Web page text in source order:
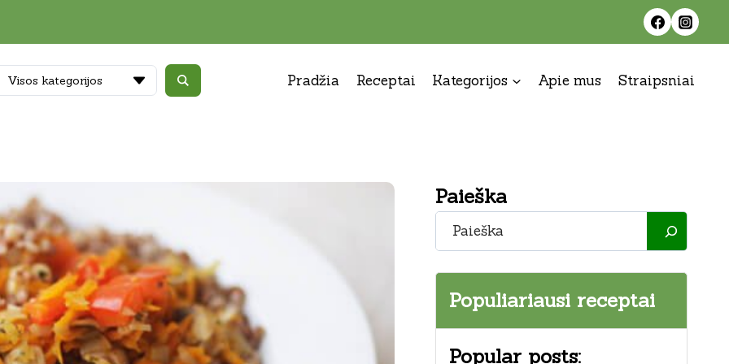
Visos kategorijos Pradžia Receptai Kategorijos Apie mus Straipsniai
Paieška
Paieška
Populiariausi receptai
Popular posts: